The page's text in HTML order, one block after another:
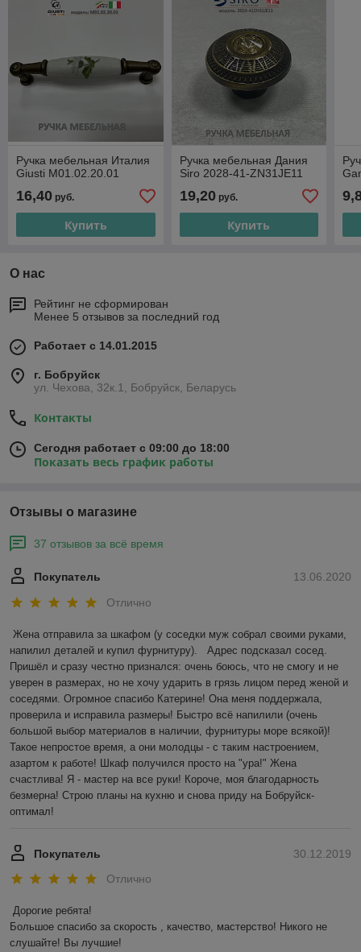
Ручка мебельная Италия
Giusti M01.02.20.01
16,40 руб.
Купить
Ручка мебельная Дания
Siro 2028-41-ZN31JE11
19,20руб.
Купить
О нас
Рейтинг не сформирован
Менее 5 отзывов за последний год
Работает с 14.01.2015
г. Бобруйск
ул. Чехова, 32к.1, Бобруйск, Беларусь
Контакты
Сегодня работает с 09:00 до 18:00
Показать весь график работы
Отзывы о магазине
37 отзывов за всё время
13.06.2020
Покупатель
Отлично
Жена отправила за шкафом (у соседки муж собрал своими руками,
напилил деталей и купил фурнитуру).   Адрес подсказал сосед.
Пришёл и сразу честно признался: очень боюсь, что не смогу и не
уверен в размерах, но не хочу ударить в грязь лицом перед женой и
соседями. Огромное спасибо Катерине! Она меня поддержала,
проверила и исправила размеры! Быстро всё напилили (очень
большой выбор материалов в наличии, фурнитуры море всякой)!
Такое непростое время, а они молодцы - с таким настроением,
азартом к работе! Шкаф получился просто на "ура!" Жена
счастлива! Я - мастер на все руки! Короче, моя благодарность
безмерна! Строю планы на кухню и снова приду на Бобруйск-
оптимал!
30.12.2019
Покупатель
Отлично
Дорогие ребята!
Большое спасибо за скорость , качество, мастерство! Никого не
слушайте! Вы лучшие!